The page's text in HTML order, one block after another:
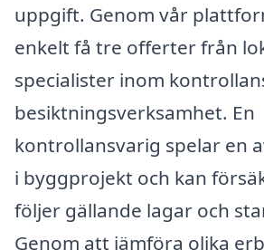
uppgift. Genom vår
enkelt få tre offerter från
specialister inom
besiktningsverksamhet. En
kontrollansvarig spelar en
i byggprojekt och kan
följer gällande lagar och
Genom att jämföra olika